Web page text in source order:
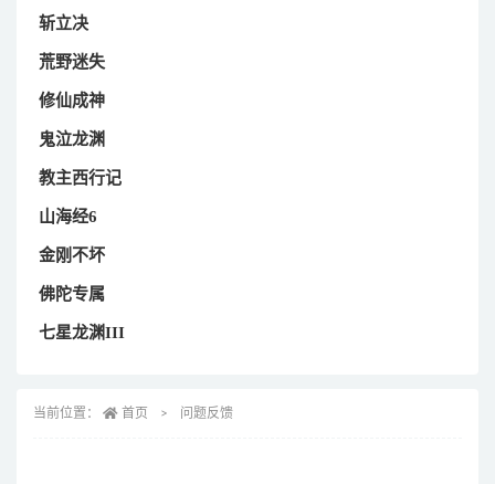
斩立决
荒野迷失
修仙成神
鬼泣龙渊
教主西行记
山海经6
金刚不坏
佛陀专属
七星龙渊III
当前位置： 首页 问题反馈